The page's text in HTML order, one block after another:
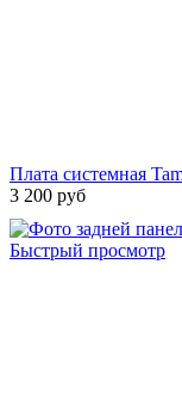
Плата системная
3 200 руб
Быстрый просмотр